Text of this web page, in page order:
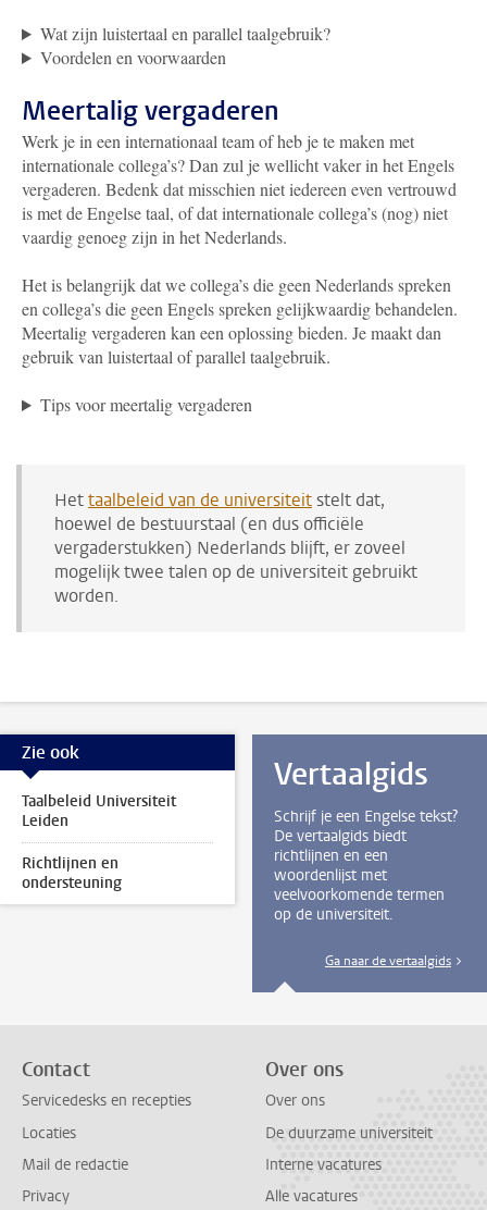
Wat zijn luistertaal en parallel taalgebruik?
Voordelen en voorwaarden
Meertalig vergaderen
Werk je in een internationaal team of heb je te maken met
internationale collega’s? Dan zul je wellicht vaker in het Engels
vergaderen. Bedenk dat misschien niet iedereen even vertrouwd
is met de Engelse taal, of dat internationale collega’s (nog) niet
vaardig genoeg zijn in het Nederlands.
Het is belangrijk dat we collega’s die geen Nederlands spreken
en collega’s die geen Engels spreken gelijkwaardig behandelen.
Meertalig vergaderen kan een oplossing bieden. Je maakt dan
gebruik van luistertaal of parallel taalgebruik.
Tips voor meertalig vergaderen
Hettaalbeleid van de universiteitstelt dat,
hoewel de bestuurstaal (en dus officiële
vergaderstukken) Nederlands blijft, er zoveel
mogelijk twee talen op de universiteit gebruikt
worden.
Zie ook
Taalbeleid Universiteit
Leiden
Richtlijnen en
ondersteuning
Vertaalgids
Schrijf je een Engelse tekst?
De vertaalgids biedt
richtlijnen en een
woordenlijst met
veelvoorkomende termen
op de universiteit.
Ga naar de vertaalgids
Contact
Servicedesks en recepties
Locaties
Mail de redactie
Privacy
Over ons
Over ons
De duurzame universiteit
Interne vacatures
Alle vacatures